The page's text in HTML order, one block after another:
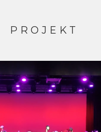
PROJEKT